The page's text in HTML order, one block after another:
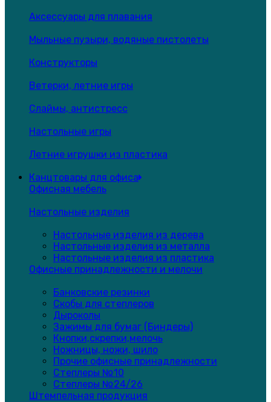
Аксессуары для плавания
Мыльные пузыри, водяные пистолеты
Конструкторы
Ветерки, летние игры
Слаймы, антистресс
Настольные игры
Летние игрушки из пластика
Канцтовары для офиса
Офисная мебель
Настольные изделия
Настольные изделия из дерева
Настольные изделия из металла
Настольные изделия из пластика
Офисные принадлежности и мелочи
Банковские резинки
Скобы для степлеров
Дыроколы
Зажимы для бумаг (Биндеры)
Кнопки,скрепки,мелочь
Ножницы, ножи, шило
Прочие офисные принадлежности
Степлеры №10
Степлеры №24/26
Штемпельная продукция